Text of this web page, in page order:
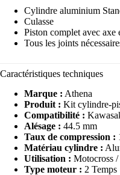
Cylindre aluminium
Culasse
Piston complet avec axe
Tous les joints
Caractéristiques techniques
Marque : Athena
Produit : Kit cylindre-
Compatibilité :
Alésage : 44.5 mm
Taux de compression :
Matériau cylindre :
Utilisation : Motocross
Type moteur : 2 Temps